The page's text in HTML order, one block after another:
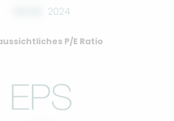
2024
P/E Ratio